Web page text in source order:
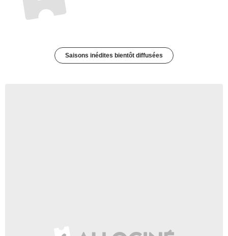
Saisons inédites bientôt diffusées